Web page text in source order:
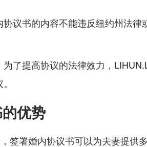
协议书的内容不能违反纽约州法
为了提高协议的法律效力，
优势
签署婚内协议书可以为夫妻提供